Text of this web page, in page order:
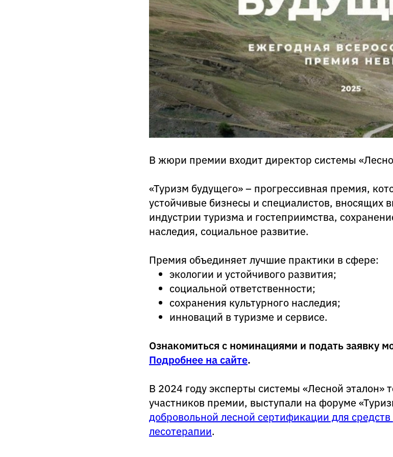
В жюри премии входит директор системы
«Туризм будущего» – прогрессивная премия,
устойчивые бизнесы и специалистов, вносящих
индустрии туризма и гостеприимства,
наследия, социальное развитие.
Премия объединяет лучшие практики в сфере:
экологии и устойчивого развития;
социальной ответственности;
сохранения культурного наследия;
инноваций в туризме и сервисе.
Ознакомиться с номинациями и подать заявку
Подробнее на сайте.
В 2024 году эксперты системы «Лесной эталон»
участников премии, выступали на форуме
добровольной лесной сертификации для
лесотерапии.